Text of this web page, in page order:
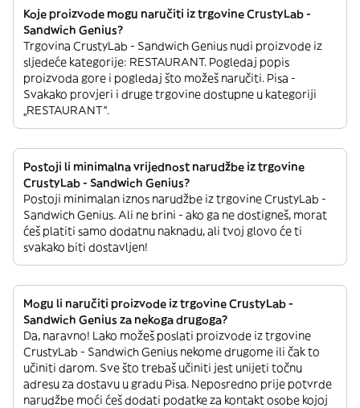
Koje proizvode mogu naručiti iz trgovine CrustyLab -
Sandwich Genius?
Trgovina CrustyLab - Sandwich Genius nudi proizvode iz
sljedeće kategorije: RESTAURANT. Pogledaj popis
proizvoda gore i pogledaj što možeš naručiti. Pisa -
Svakako provjeri i druge trgovine dostupne u kategoriji
„RESTAURANT“.
Postoji li minimalna vrijednost narudžbe iz trgovine
CrustyLab - Sandwich Genius?
Postoji minimalan iznos narudžbe iz trgovine CrustyLab -
Sandwich Genius. Ali ne brini - ako ga ne dostigneš, morat
ćeš platiti samo dodatnu naknadu, ali tvoj glovo će ti
svakako biti dostavljen!
Mogu li naručiti proizvode iz trgovine CrustyLab -
Sandwich Genius za nekoga drugoga?
Da, naravno! Lako možeš poslati proizvode iz trgovine
CrustyLab - Sandwich Genius nekome drugome ili čak to
učiniti darom. Sve što trebaš učiniti jest unijeti točnu
adresu za dostavu u gradu Pisa. Neposredno prije potvrde
narudžbe moći ćeš dodati podatke za kontakt osobe kojoj